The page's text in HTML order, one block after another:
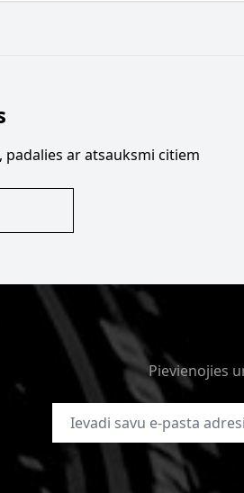
ar atsauksmi citiem
Pievienojies
E-pasta adrese